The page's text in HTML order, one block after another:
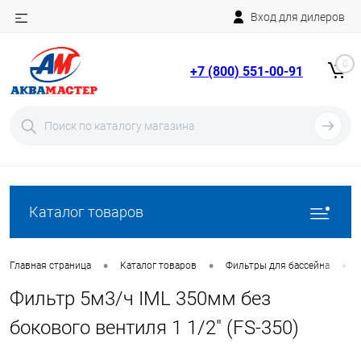
Вход для дилеров
+7 (800) 551-00-91 0
Каталог товаров
Главная страница • Каталог товаров • Фильтры для бассейна •
Фильтр 5м3/ч IML 350мм без
бокового вентиля 1 1/2" (FS-350)